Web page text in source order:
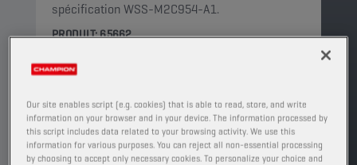
spécification WSS-M2C954-A1.
PRODUIT: 65662
Voir les formats et conditionnements
disponibles
TROUVER UN POINT DE VENTE
Our site enables script (e.g. cookies) that is able to read, store, and write
information on your browser and in your device. The information processed by
this script includes data related to your browsing activity. We use this
information for various purposes. You can reject all non-essential processing
by choosing to accept only necessary cookies. To personalize your choice and